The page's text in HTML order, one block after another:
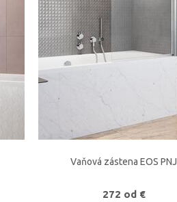
Vaňová zástena EOS PNJ
272 od €